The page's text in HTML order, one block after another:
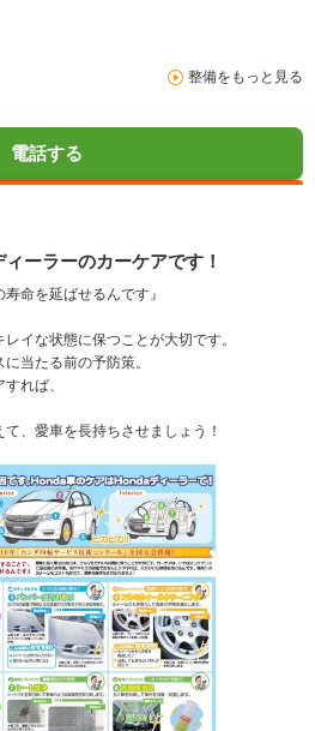
整備をもっと見る
電話する
ーラーのカーケアです！
命を延ばせるんです』
イな状態に保つことが大切です。
当たる前の予防策。
れば、
、愛車を長持ちさせましょう！